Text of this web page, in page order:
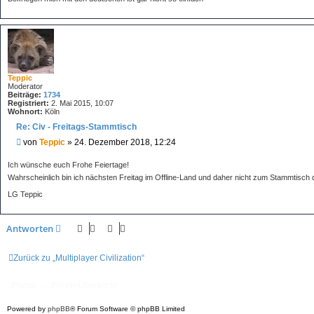
a
g
Teppic
Moderator
Beiträge: 1734
Registriert: 2. Mai 2015, 10:07
Wohnort: Köln
Re: Civ - Freitags-Stammtisch
B
i
a
von Teppic » 24. Dezember 2018, 12:24
Ich wünsche euch Frohe Feiertage!
Wahrscheinlich bin ich nächsten Freitag im Offline-Land und daher nicht zum Stammtisch
LG Teppic
Antworten
Zurück zu „Multiplayer Civilization“
Powered by phpBB® Forum Software © phpBB Limited